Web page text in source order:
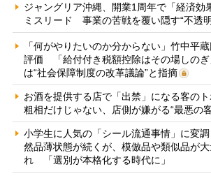
ジャングリア沖縄、開業1周年で「経済効
ミスリード 事業の苦戦を覆い隠す“不透
「何がやりたいのか分からない」竹中平
評価 「給付付き税額控除はその場しのぎ
は“社会保障制度の改革議論”と指摘
お酒を提供する店で「出禁」になる客の
粗相だけじゃない、店側が嫌がる“最悪の
小学生に人気の「シール流通事情」に変
然品薄状態が続くが、模倣品や類似品が
れ 「選別が本格化する時代に」